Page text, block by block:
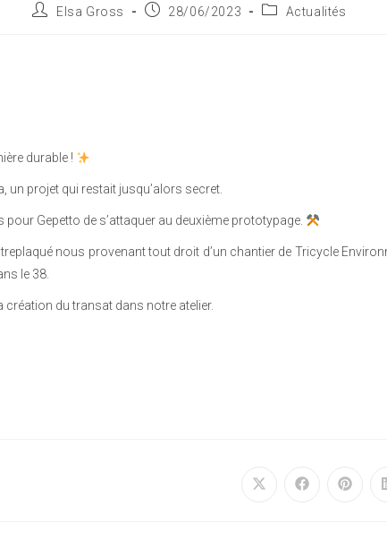
Elsa Gross 28/06/2023 Actualités
durable !
un projet qui restait jusqu’alors secret.
Gepetto de s’attaquer au deuxième prototypage.
nous provenant tout droit d’un chantier de Tricycle
le 38.
du transat dans notre atelier.